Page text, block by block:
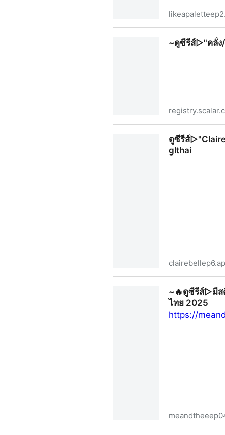
ทุกตอน! ซีรีส์ BL ไทย 2025
~ดูซีรีส์▷"คลั่ง/
ดูซีรีส์
glthai
~🔥ดูซีรีส์▷มีส
ไทย 2025
https://